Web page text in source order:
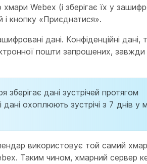
Webex (і зберігає їх у
і кнопку «Приєднатися».
дані. Конфіденційні дані,
пошти запрошених,
дані зустрічей протягом
охоплюють зустрічі з 7 днів у
використовує той самий
Таким чином, хмарний сервер